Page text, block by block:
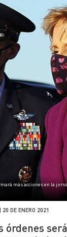
más acciones en la
20 DE ENERO 2021
órdenes